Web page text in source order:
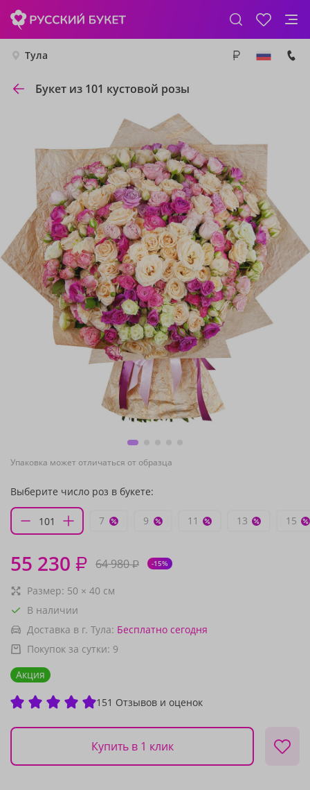
Тула
Букет из 101 кустовой розы
Упаковка может отличаться от образца
Выберите число роз в букете:
7 9 11 13 15
55 230 ₽ 64 980₽ -15%
Размер: 50 × 40 см
В наличии
Доставка в г. Тула: Бесплатно сегодня
Покупок за сутки: 9
Акция
151 Отзывов и оценок
Купить в 1 клик